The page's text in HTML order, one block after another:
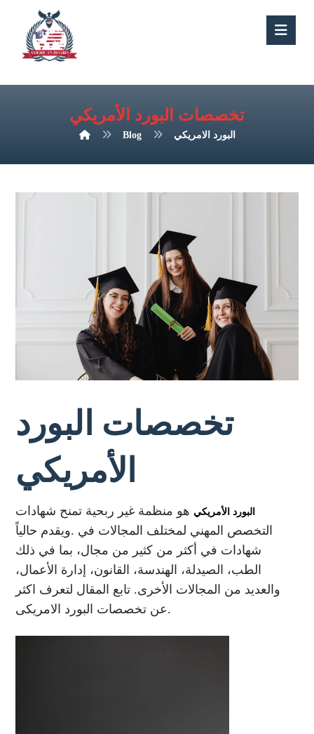
تخصصات البورد الأمريكي
Blog البورد الامريكي
تخصصات البورد
الأمريكي
البورد الأمريكي هو منظمة غير ربحية تمنح شهادات
التخصص المهني لمختلف المجالات في .ويقدم حالياً
شهادات في أكثر من كثير من مجال، بما في ذلك
الطب، الصيدلة، الهندسة، القانون، إدارة الأعمال،
والعديد من المجالات الأخرى. تابع المقال لتعرف اكثر
عن تخصصات البورد الامريكى.